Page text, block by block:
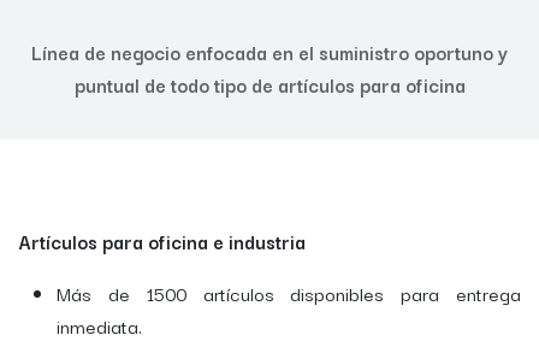
Línea de negocio enfocada en el suministro oportuno y
puntual de todo tipo de artículos para oficina
Artículos para oficina e industria
Más de 1500 artículos disponibles para entrega
inmediata.